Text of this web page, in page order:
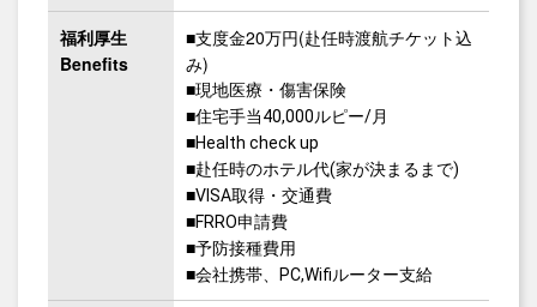
福利厚生
Benefits
■支度金20万円(赴任時渡航チケット込
み)
■現地医療・傷害保険
■住宅手当40,000ルピー/月
■Health check up
■赴任時のホテル代(家が決まるまで)
■VISA取得・交通費
■FRRO申請費
■予防接種費用
■会社携帯、PC,Wifiルーター支給